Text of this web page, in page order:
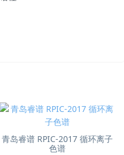
青岛睿谱 RPIC-2017 循环离子
色谱